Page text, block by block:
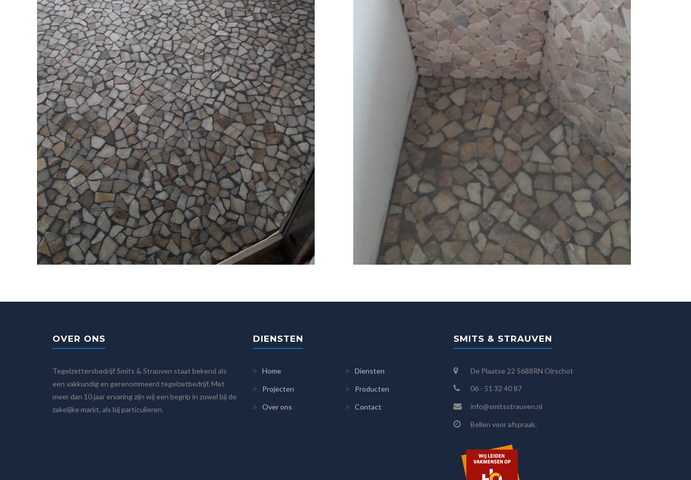
OVER ONS
Tegelzettersbedrijf Smits & Strauven staat bekend als
een vakkundig en gerenommeerd tegelzetbedrijf. Met
meer dan 10 jaar ervaring zijn wij een begrip in zowel bij de
zakelijke markt, als bij particulieren.
DIENSTEN
Home Diensten
Projecten Producten
Over ons Contact
SMITS & STRAUVEN
De Plaatse 22 5688RN Oirschot
06 - 51 32 40 87
info@smitsstrauven.nl
Bellen voor afspraak.